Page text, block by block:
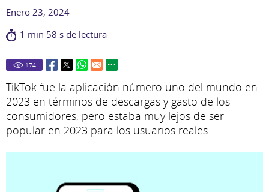
Enero 23, 2024
1 min 58 s de lectura
174
TikTok fue la aplicación número uno del mundo en
2023 en términos de descargas y gasto de los
consumidores, pero estaba muy lejos de ser
popular en 2023 para los usuarios reales.